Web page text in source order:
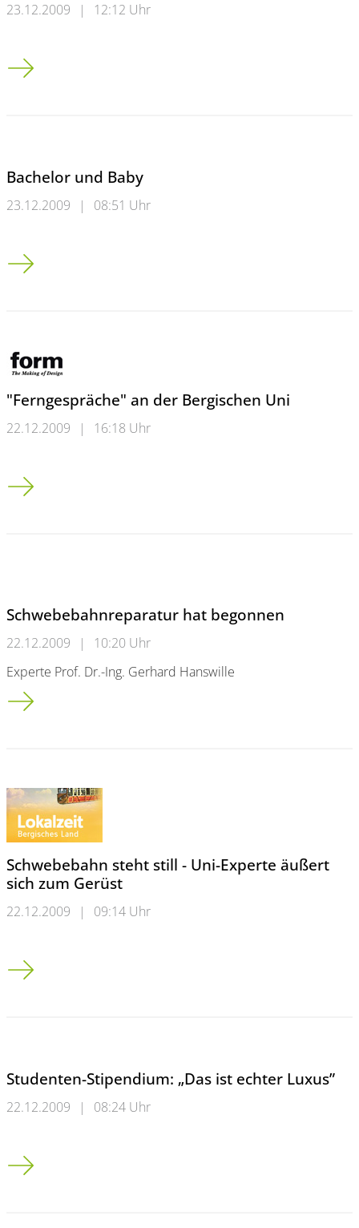
23.12.2009 | 12:12 Uhr
Mercedes-Benz premiata tre volte
Bachelor und Baby
23.12.2009 | 08:51 Uhr
Bachelor und Baby
"Ferngespräche" an der Bergischen Uni
22.12.2009 | 16:18 Uhr
"Ferngespräche" an der Bergischen Uni
Schwebebahnreparatur hat begonnen
22.12.2009 |
10:20 Uhr
Experte Prof. Dr.-Ing. Gerhard Hanswille
Schwebebahnreparatur hat begonnen
Schwebebahn steht still - Uni-Experte äußert
sich zum Gerüst
22.12.2009 | 09:14 Uhr
Schwebebahn steht still - Uni-Experte äußert sich zum Gerüst
Studenten-Stipendium: „Das ist echter Luxus”
22.12.2009 | 08:24 Uhr
Studenten-Stipendium: &#8222;Das ist echter Luxus&#8221;